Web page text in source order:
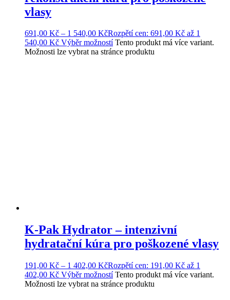
vlasy
691,00 Kč – 1 540,00 KčRozpětí cen: 691,00 Kč až 1
540,00 Kč Výběr možností Tento produkt má více variant.
Možnosti lze vybrat na stránce produktu
K-Pak Hydrator – intenzivní
hydratační kúra pro poškozené vlasy
191,00 Kč – 1 402,00 KčRozpětí cen: 191,00 Kč až 1
402,00 Kč Výběr možností Tento produkt má více variant.
Možnosti lze vybrat na stránce produktu